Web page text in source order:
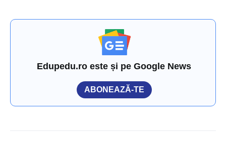
Edupedu.ro este și pe Google News
ABONEAZĂ-TE